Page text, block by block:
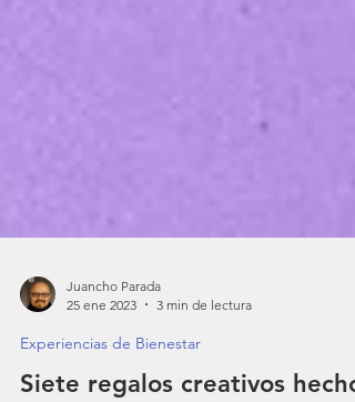
25 ene 2023
3 min de lectura